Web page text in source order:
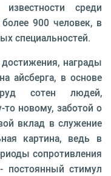
среди
900 человек, в
специальностей.
на­грады
айсберга, в основе
сотен людей,
новому, заботой о
вклад в служе­ние
картина, ведь в
сопротив­ления
постоянный стимул